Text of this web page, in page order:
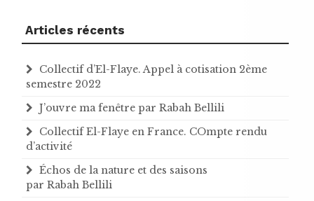
Articles récents
Collectif d’El-Flaye. Appel à cotisation 2ème
semestre 2022
J’ouvre ma fenêtre par Rabah Bellili
Collectif El-Flaye en France. COmpte rendu
d’activité
Échos de la nature et des saisons
par Rabah Bellili